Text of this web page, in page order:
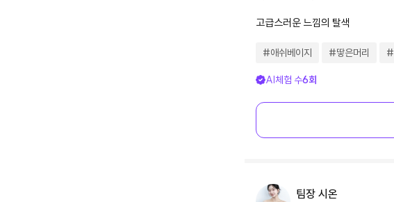
고급스러운 느낌의 탈색
#애쉬베이지 #땋은머리 #
AI체험 수6회
팀장 시온